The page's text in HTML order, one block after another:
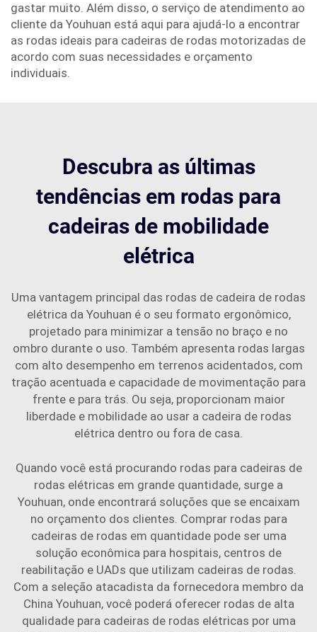
gastar muito. Além disso, o serviço de atendimento ao
cliente da Youhuan está aqui para ajudá-lo a encontrar
as rodas ideais para cadeiras de rodas motorizadas de
acordo com suas necessidades e orçamento
individuais.
Descubra as últimas
tendências em rodas para
cadeiras de mobilidade
elétrica
Uma vantagem principal das rodas de cadeira de rodas
elétrica da Youhuan é o seu formato ergonômico,
projetado para minimizar a tensão no braço e no
ombro durante o uso. Também apresenta rodas largas
com alto desempenho em terrenos acidentados, com
tração acentuada e capacidade de movimentação para
frente e para trás. Ou seja, proporcionam maior
liberdade e mobilidade ao usar a cadeira de rodas
elétrica dentro ou fora de casa.
Quando você está procurando rodas para cadeiras de
rodas elétricas em grande quantidade, surge a
Youhuan, onde encontrará soluções que se encaixam
no orçamento dos clientes. Comprar rodas para
cadeiras de rodas em quantidade pode ser uma
solução econômica para hospitais, centros de
reabilitação e UADs que utilizam cadeiras de rodas.
Com a seleção atacadista da fornecedora membro da
China Youhuan, você poderá oferecer rodas de alta
qualidade para cadeiras de rodas elétricas por uma